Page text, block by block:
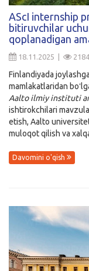
Qidirish
Kirish
AScI internship
bitiruvchilar
qoplanadigan
18.11.2025 |
Finlandiyada
mamlakatlaridan
Aalto ilmiy instituti
ishtirokchilari
etish, Aalto
muloqot qilish va
Davomini o'qish